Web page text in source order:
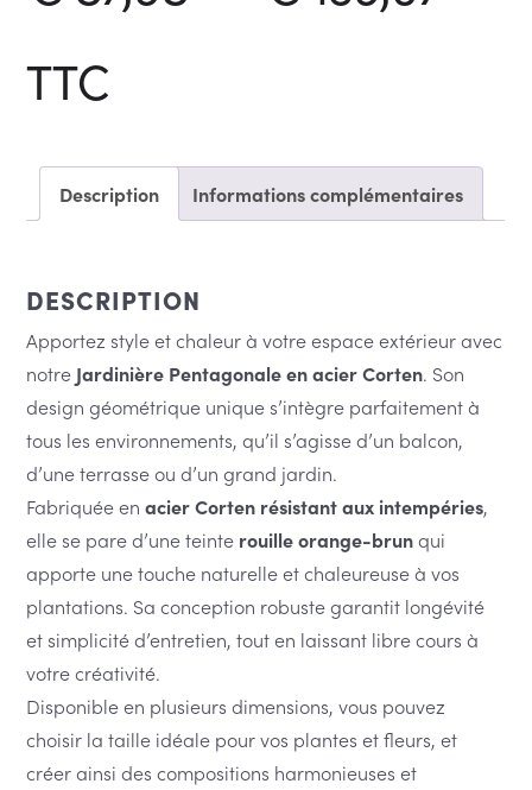
à
€
TTC
Description Informations complémentaires
DESCRIPTION
Apportez style et chaleur à votre espace extérieur avec
notre Jardinière Pentagonale en acier Corten. Son
design géométrique unique s’intègre parfaitement à
tous les environnements, qu’il s’agisse d’un balcon,
d’une terrasse ou d’un grand jardin.
Fabriquée enacier Corten résistant aux intempéries,
elle se pare d’une teinte rouille orange-brunqui
apporte une touche naturelle et chaleureuse à vos
plantations. Sa conception robuste garantit longévité
et simplicité d’entretien, tout en laissant libre cours à
votre créativité.
Disponible en plusieurs dimensions, vous pouvez
choisir la taille idéale pour vos plantes et fleurs, et
créer ainsi des compositions harmonieuses et